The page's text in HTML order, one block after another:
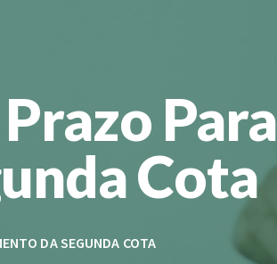
Para
Cota
DA SEGUNDA COTA